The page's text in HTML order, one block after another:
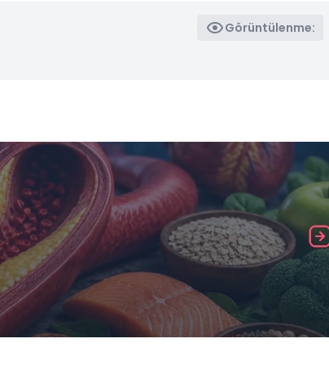
Görüntülenme: